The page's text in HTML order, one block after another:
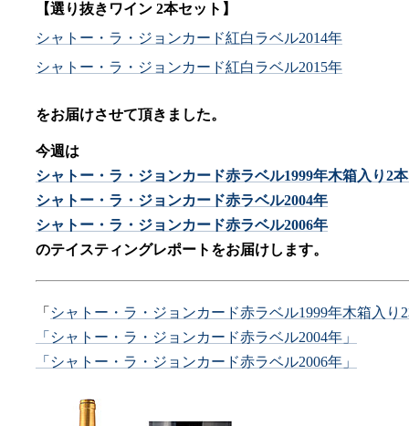
【選り抜きワイン 2本セット】
シャトー・ラ・ジョンカード紅白ラベル2014年
シャトー・ラ・ジョンカード紅白ラベル2015年
をお届けさせて頂きました。
今週は
シャトー・ラ・ジョンカード赤ラベル1999年木箱入り2
シャトー・ラ・ジョンカード赤ラベル2004年
シャトー・ラ・ジョンカード赤ラベル2006年
のテイスティングレポートをお届けします。
「 シャトー・ラ・ジョンカード赤ラベル1999年木箱入り
「シャトー・ラ・ジョンカード赤ラベル2004年」
「シャトー・ラ・ジョンカード赤ラベル2006年」